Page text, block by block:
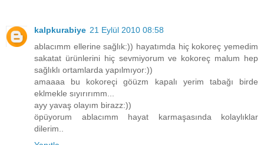
kalpkurabiye 21 Eylül 2010 08:58
ablacımm ellerine sağlık:)) hayatımda hiç kokoreç yemedim
sakatat ürünlerini hiç sevmiyorum ve kokoreç malum hep
sağlıklı ortamlarda yapılmıyor:))
amaaaa bu kokoreçi göüzm kapalı yerim tabağı birde
eklmekle sıyırırımm...
ayy yavaş olayım birazz:))
öpüyorum ablacımm hayat karmaşasında kolaylıklar
dilerim..